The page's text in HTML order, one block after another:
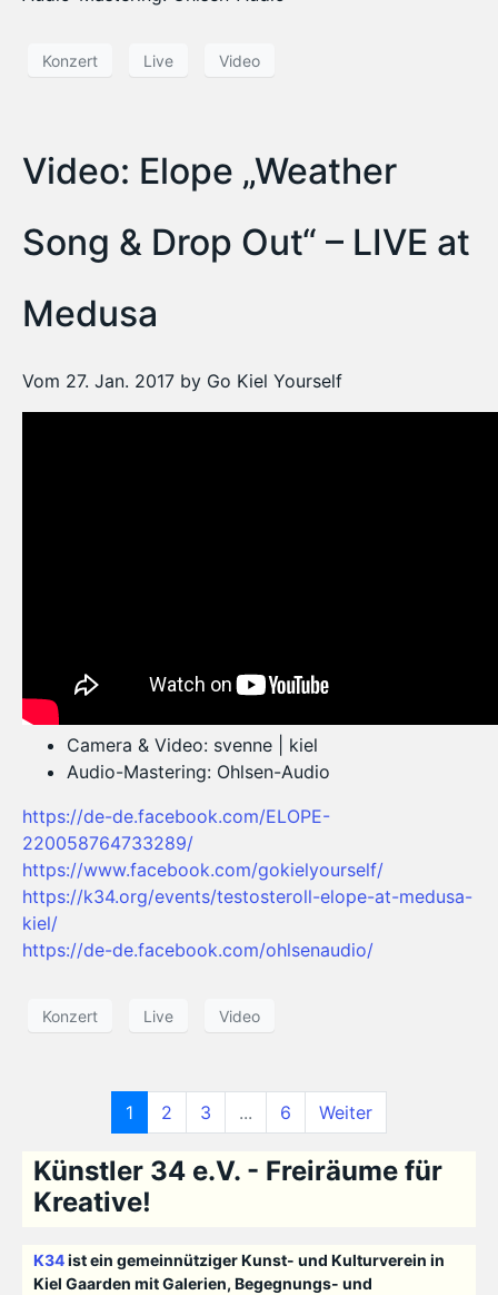
Konzert Live Video
Video: Elope „Weather
Song & Drop Out“ – LIVE at
Medusa
Vom 27. Jan. 2017 by Go Kiel Yourself
Camera & Video: svenne | kiel
Audio-Mastering: Ohlsen-Audio
https://de-de.facebook.com/ELOPE-
220058764733289/
https://www.facebook.com/gokielyourself/
https://k34.org/events/testosteroll-elope-at-medusa-
kiel/
https://de-de.facebook.com/ohlsenaudio/
Konzert Live Video
1 2 3 ... 6 Weiter
Künstler 34 e.V. - Freiräume für
Kreative!
K34ist ein gemeinnütziger Kunst- und Kulturverein in
Kiel Gaarden mit Galerien, Begegnungs- und